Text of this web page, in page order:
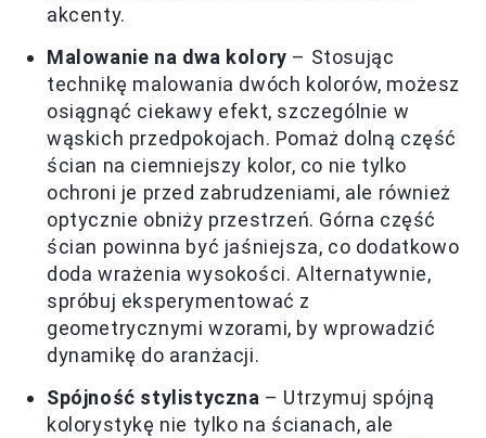
akcenty.
Malowanie na dwa kolory – Stosując
technikę malowania dwóch kolorów, możesz
osiągnąć ciekawy efekt, szczególnie w
wąskich przedpokojach. Pomaż dolną część
ścian na ciemniejszy kolor, co nie tylko
ochroni je przed zabrudzeniami, ale również
optycznie obniży przestrzeń. Górna część
ścian powinna być jaśniejsza, co dodatkowo
doda wrażenia wysokości. Alternatywnie,
spróbuj eksperymentować z
geometrycznymi wzorami, by wprowadzić
dynamikę do aranżacji.
Spójność stylistyczna – Utrzymuj spójną
kolorystykę nie tylko na ścianach, ale